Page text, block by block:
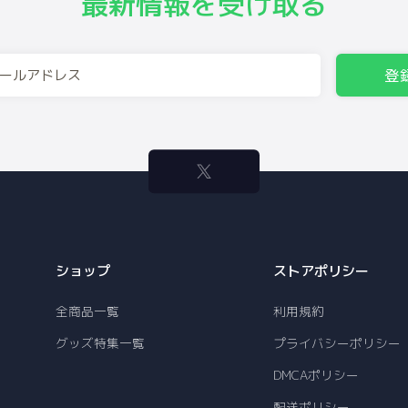
登
ショップ
全商品一覧
グッズ特集一覧
ストアポリシー
利用規約
プライバシーポリシー
DMCAポリシー